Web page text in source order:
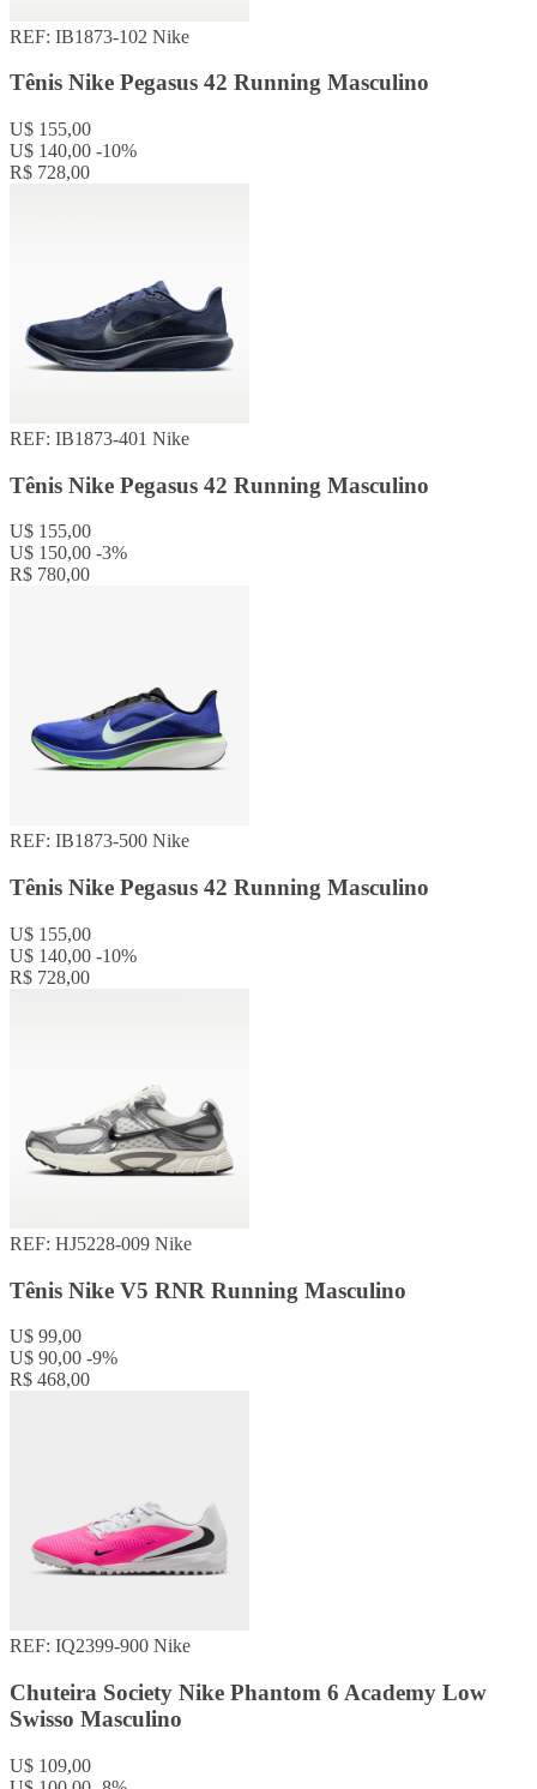
REF: IB1873-102 Nike
Tênis Nike Pegasus 42 Running Masculino
U$ 155,00
U$ 140,00 -10%
R$ 728,00
REF: IB1873-401 Nike
Tênis Nike Pegasus 42 Running Masculino
U$ 155,00
U$ 150,00 -3%
R$ 780,00
REF: IB1873-500 Nike
Tênis Nike Pegasus 42 Running Masculino
U$ 155,00
U$ 140,00 -10%
R$ 728,00
REF: HJ5228-009 Nike
Tênis Nike V5 RNR Running Masculino
U$ 99,00
U$ 90,00 -9%
R$ 468,00
REF: IQ2399-900 Nike
Chuteira Society Nike Phantom 6 Academy Low
Swisso Masculino
U$ 109,00